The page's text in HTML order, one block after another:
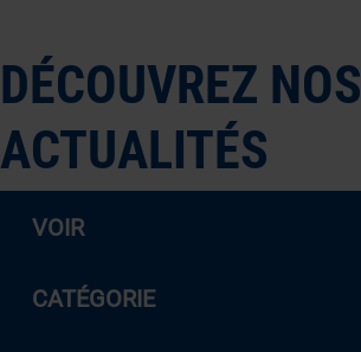
DÉCOUVREZ NOS
ACTUALITÉS
VOIR
CATÉGORIE